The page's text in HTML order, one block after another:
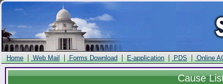
Home | Web Mail | Forms Download | E-application | PDS | Online
Cause